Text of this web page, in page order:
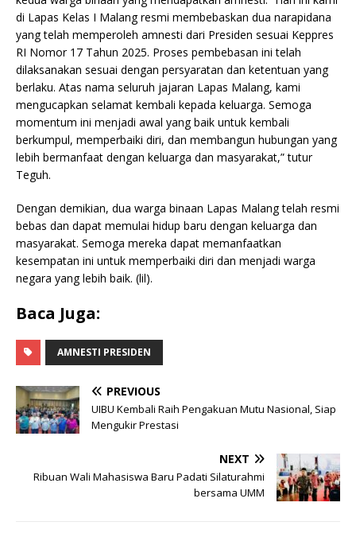
di Lapas Kelas I Malang resmi membebaskan dua narapidana
yang telah memperoleh amnesti dari Presiden sesuai Keppres
RI Nomor 17 Tahun 2025. Proses pembebasan ini telah
dilaksanakan sesuai dengan persyaratan dan ketentuan yang
berlaku. Atas nama seluruh jajaran Lapas Malang, kami
mengucapkan selamat kembali kepada keluarga. Semoga
momentum ini menjadi awal yang baik untuk kembali
berkumpul, memperbaiki diri, dan membangun hubungan yang
lebih bermanfaat dengan keluarga dan masyarakat,” tutur
Teguh.
Dengan demikian, dua warga binaan Lapas Malang telah resmi
bebas dan dapat memulai hidup baru dengan keluarga dan
masyarakat. Semoga mereka dapat memanfaatkan
kesempatan ini untuk memperbaiki diri dan menjadi warga
negara yang lebih baik. (lil).
Baca Juga:
AMNESTI PRESIDEN
PREVIOUS
UIBU Kembali Raih Pengakuan Mutu Nasional, Siap
Mengukir Prestasi
NEXT
Ribuan Wali Mahasiswa Baru Padati Silaturahmi
bersama UMM